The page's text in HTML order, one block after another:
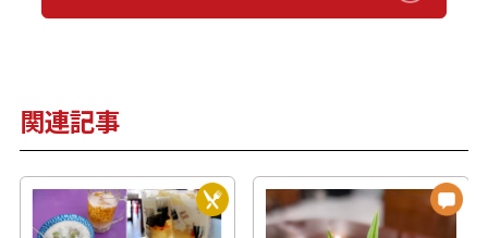
関連記事